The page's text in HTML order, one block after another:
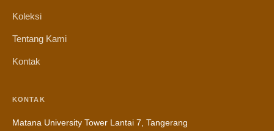
Koleksi
Tentang Kami
Kontak
KONTAK
Matana University Tower Lantai 7, Tangerang